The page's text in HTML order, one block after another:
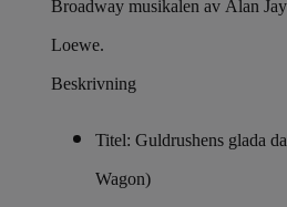
Broadway musikalen av Alan
Loewe.
Beskrivning
Titel: Guldrushens glada
Wagon)